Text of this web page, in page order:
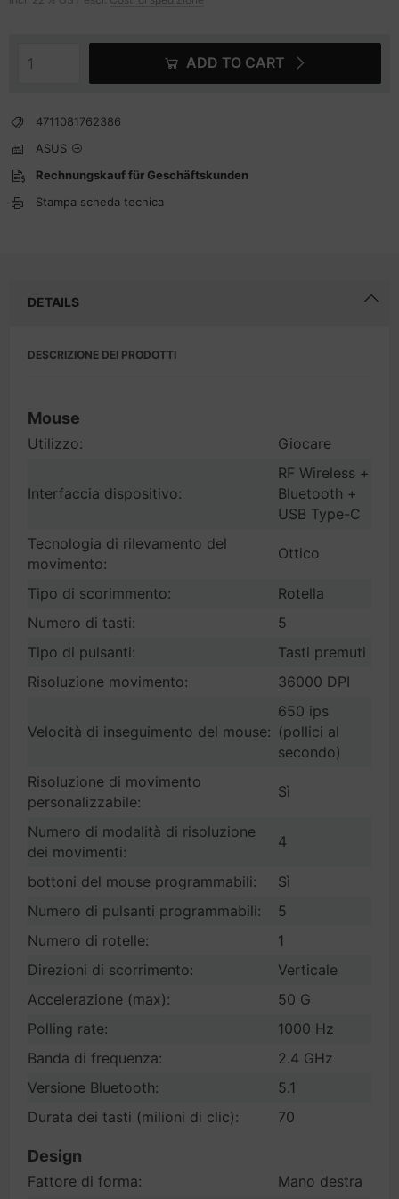
ADD TO CART
4711081762386
ASUS
Rechnungskauf für Geschäftskunden
Stampa scheda tecnica
DETAILS
DESCRIZIONE DEI PRODOTTI
Mouse
Utilizzo: Giocare
Interfaccia dispositivo:
RF Wireless +
Bluetooth +
USB Type-C
Tecnologia di rilevamento del
movimento:
Ottico
Tipo di scorimmento:
Rotella
Numero di tasti:
5
Tipo di pulsanti:
Tasti premuti
Risoluzione movimento:
36000 DPI
Velocità di inseguimento del mouse:
650 ips
(pollici al
secondo)
Risoluzione di movimento
personalizzabile:
Sì
Numero di modalità di risoluzione
dei movimenti:
4
bottoni del mouse programmabili:
Sì
Numero di pulsanti programmabili:
5
Numero di rotelle:
1
Direzioni di scorrimento:
Verticale
Accelerazione (max):
50 G
Polling rate:
1000 Hz
Banda di frequenza:
2.4 GHz
Versione Bluetooth:
5.1
Durata dei tasti (milioni di clic):
70
Design
Fattore di forma: Mano destra